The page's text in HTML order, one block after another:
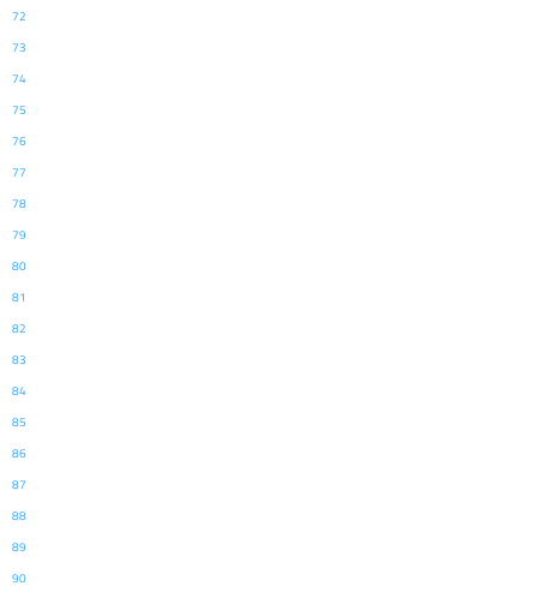
72
73
74
75
76
77
78
79
80
81
82
83
84
85
86
87
88
89
90